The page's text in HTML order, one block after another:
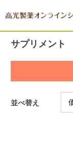
サプリメント
並べ替え